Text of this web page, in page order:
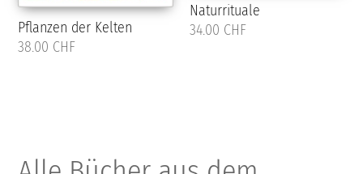
Pflanzen der Kelten
38.00 CHF
Naturrituale
34.00 CHF